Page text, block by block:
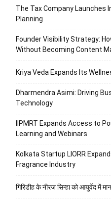
The Tax Company Launches
Planning
Founder Visibility Strategy:
Without Becoming Content
Kriya Veda Expands Its
Dharmendra Asimi: Driving
Technology
IIPMRT Expands Access to
Learning and Webinars
Kolkata Startup LIORR
Fragrance Industry
गिरिडीह के नीरज सिन्हा को आयुर्वेद में